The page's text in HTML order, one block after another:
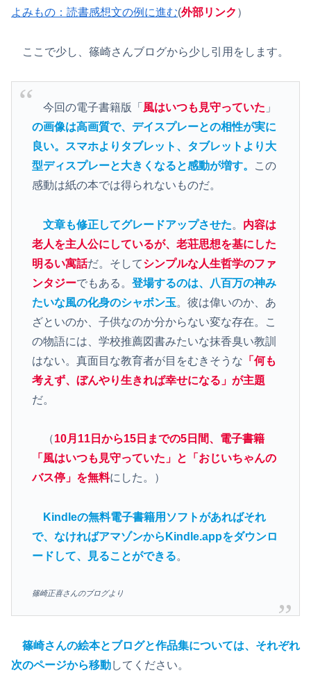
よみもの：読書感想文の例に進む(外部リンク ）
ここで少し、篠崎さんブログから少し引用をします。
今回の電子書籍版「 風はいつも見守っていた 」
の画像は高画質で、デイスプレーとの相性が実に
良い。スマホよりタブレット、タブレットより大
型ディスプレーと大きくなると感動が増す。
この
感動は紙の本では得られないものだ。
文章も修正してグレードアップさせた。 内容は
老人を主人公にしているが、老荘思想を基にした
明るい寓話だ。そしてシンプルな人生哲学のファ
ンタジーでもある。 登場するのは、八百万の神み
たいな風の化身のシャボン玉。彼は偉いのか、あ
ざといのか、子供なのか分からない変な存在。こ
の物語には、学校推薦図書みたいな抹香臭い教訓
はない。真面目な教育者が目をむきそうな 「何も
考えず、ぼんやり生きれば幸せになる」が主題
だ。
（10月11日から15日までの5日間、電子書籍
「風はいつも見守っていた」と「おじいちゃんの
バス停」を無料にした。）
Kindleの無料電子書籍用ソフトがあればそれ
で、なければアマゾンからKindle.appをダウンロ
ードして、見ることができる。
篠崎正喜さんのブログより
篠崎さんの絵本とブログと作品集については、それぞれ
次のページから移動してください。